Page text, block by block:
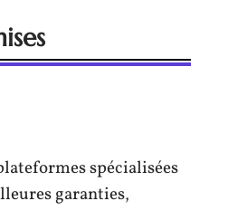
spécialisées
garanties,